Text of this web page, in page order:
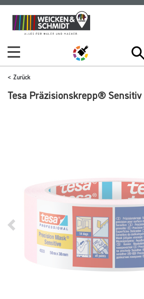
Zum
Inhalt
Zum
Navigationsmenü
Zurück
Tesa Präzisionskrepp® Sensitiv